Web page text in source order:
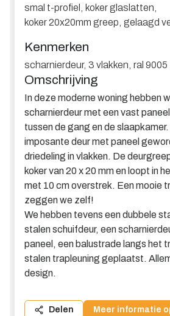
smal t-profiel koker glaslatten
koker 20x20mm greep gelaagd
Kenmerken
scharnierdeur, 3 vlakken ral 9005
Omschrijving
In deze moderne woning hebben
scharnierdeur met een vast
tussen de gang en de
imposante deur met paneel
driedeling in vlakken. De
koker van 20 x 20 mm en loopt in
met 10 cm overstrek. Een mooie
zeggen we zelf!
We hebben tevens een dubbele
stalen schuifdeur, een
paneel, een balustrade langs het
stalen trapleuning geplaatst.
design.
Delen Meer informatie